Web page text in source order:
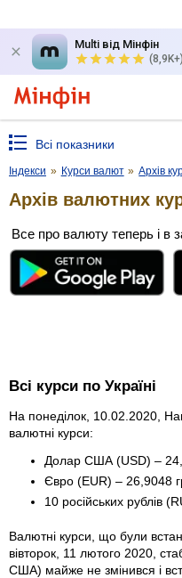
Multi від Мінфін
(8,9K+)
Всі показники
Індекси » Курси валют » Архів
Архів валютних
Все про валюту теперь і в
Всі курси по Україні
На понеділок, 10.02.2020,
валютні курси:
Долар США (USD) –
Євро (EUR) – 26,9048
10 російських рублів
Валютні курси, що були
вівторок, 11 лютого 2020,
США) майже не змінився і